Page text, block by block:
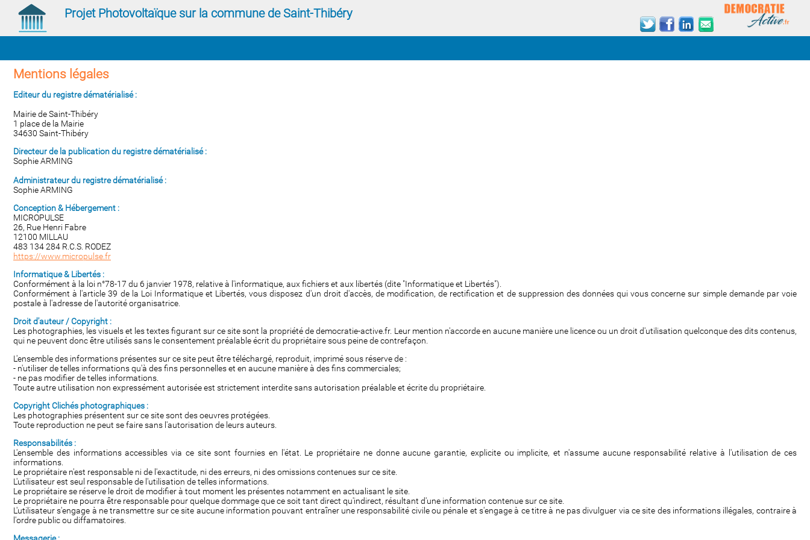
Projet Photovoltaïque sur la commune de Saint-Thibéry
Mentions légales
Editeur du registre dématérialisé :
Mairie de Saint-Thibéry
1 place de la Mairie
34630 Saint-Thibéry
Directeur de la publicationdu registre dématérialisé:
Sophie ARMING
Administrateur du registre dématérialisé:
Sophie ARMING
Conception & Hébergement :
MICROPULSE
26, Rue Henri Fabre
12100 MILLAU
483 134 284 R.C.S. RODEZ
https://www.micropulse.fr
Informatique & Libertés :
Conformément à la loi n°78-17 du 6 janvier 1978, relative à l'informatique, aux fichiers et aux libertés (dite "Informatique et Libertés").
Conformément à l'article 39 de la Loi Informatique et Libertés, vous disposez d'un droit d'accès, de modification, de rectification et de suppression des données qui vous concerne sur simple demande par voie
postale à l'adresse de l'autorité organisatrice.
Droit d'auteur / Copyright :
Les photographies, les visuels et les textes figurant sur ce site sont la propriété de democratie-active.fr. Leur mention n'accorde en aucune manière une licence ou un droit d'utilisation quelconque des dits contenus,
qui ne peuvent donc être utilisés sans le consentement préalable écrit du propriétaire sous peine de contrefaçon.
L'ensemble des informations présentes sur ce site peut être téléchargé, reproduit, imprimé sous réserve de :
- n'utiliser de telles informations qu'à des fins personnelles et en aucune manière à des fins commerciales;
- ne pas modifier de telles informations.
Toute autre utilisation non expressément autorisée est strictement interdite sans autorisation préalable et écrite du propriétaire.
Copyright Clichés photographiques :
Les photographies présentent sur ce site sont des oeuvres protégées.
Toute reproduction ne peut se faire sans l'autorisation de leurs auteurs.
Responsabilités :
L'ensemble des informations accessibles via ce site sont fournies en l'état. Le propriétaire ne donne aucune garantie, explicite ou implicite, et n'assume aucune responsabilité relative à l'utilisation de ces
informations.
Le propriétaire n'est responsable ni de l'exactitude, ni des erreurs, ni des omissions contenues sur ce site.
L'utilisateur est seul responsable de l'utilisation de telles informations.
Le propriétaire se réserve le droit de modifier à tout moment les présentes notamment en actualisant le site.
Le propriétaire ne pourra être responsable pour quelque dommage que ce soit tant direct qu'indirect, résultant d'une information contenue sur ce site.
L'utilisateur s'engage à ne transmettre sur ce site aucune information pouvant entraîner une responsabilité civile ou pénale et s'engage à ce titre à ne pas divulguer via ce site des informations illégales, contraire à
l'ordre public ou diffamatoires.